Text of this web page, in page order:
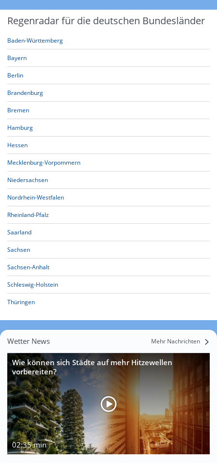
Regenradar für die deutschen Bundesländer
Baden-Württemberg
Bayern
Berlin
Brandenburg
Bremen
Hamburg
Hessen
Mecklenburg-Vorpommern
Niedersachsen
Nordrhein-Westfalen
Rheinland-Pfalz
Saarland
Sachsen
Sachsen-Anhalt
Schleswig-Holstein
Thüringen
Wetter News Mehr Nachrichten
Wie können sich Städte auf mehr Hitzewellen
vorbereiten?
02:35 min